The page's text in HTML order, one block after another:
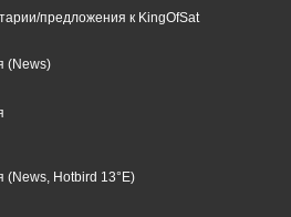
предложения к KingOfSat
(News)
(News, Hotbird 13°E)